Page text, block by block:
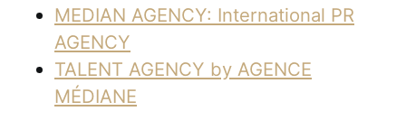
MEDIAN AGENCY: International PR
AGENCY
TALENT AGENCY by AGENCE
MÉDIANE